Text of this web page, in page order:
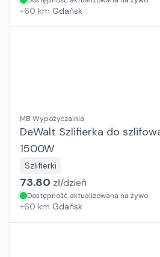
+60 km Gdańsk
MB Wypożyczalnia
DeWalt Szlifierka do
1500W
Szlifierki
73.80 zł/dzień
Dostępność aktualizowana na żywo
+60 km Gdańsk